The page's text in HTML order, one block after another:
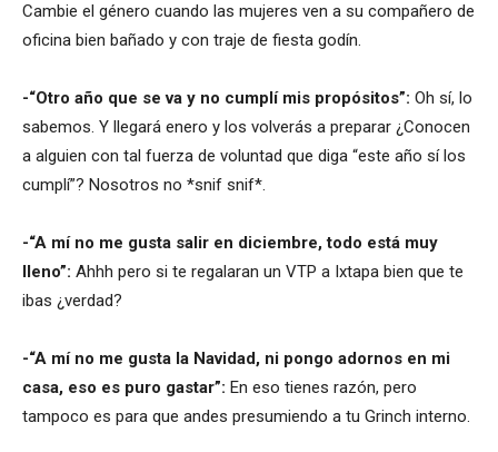
Cambie el género cuando las mujeres ven a su compañero de
oficina bien bañado y con traje de fiesta godín.
-“Otro año que se va y no cumplí mis propósitos”: Oh sí, lo
sabemos. Y llegará enero y los volverás a preparar ¿Conocen
a alguien con tal fuerza de voluntad que diga “este año sí los
cumplí”? Nosotros no *snif snif*.
-“A mí no me gusta salir en diciembre, todo está muy
lleno”: Ahhh pero si te regalaran un VTP a Ixtapa bien que te
ibas ¿verdad?
-“A mí no me gusta la Navidad, ni pongo adornos en mi
casa, eso es puro gastar”: En eso tienes razón, pero
tampoco es para que andes presumiendo a tu Grinch interno.